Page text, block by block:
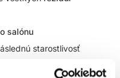
salónu
starostlivosť
na pokožku hlavy. Jemne